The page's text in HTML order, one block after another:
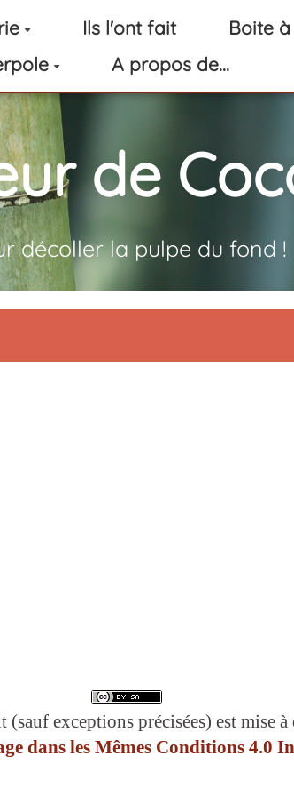
Ils l'ont fait
Boite
A propos de...
de
décoller la pulpe du fond !
exceptions précisées) est mise
dans les Mêmes Conditions 4.0